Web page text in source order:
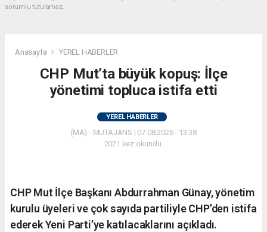
sorumlu tutulamaz.
Anasayfa YEREL HABERLER
CHP Mut’ta büyük kopuş: İlçe
yönetimi topluca istifa etti
YEREL HABERLER
(MA) - MUTAJANS | 07.08.2026 - 13:38
2021 kez okundu.
CHP Mut İlçe Başkanı Abdurrahman Günay, yönetim
kurulu üyeleri ve çok sayıda partiliyle CHP’den istifa
ederek Yeni Parti’ye katılacaklarını açıkladı.